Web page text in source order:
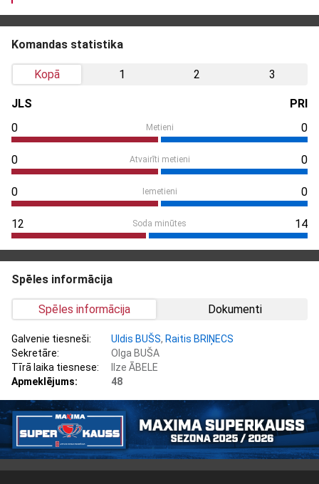
Komandas statistika
Kopā 1 2 3
JLS
PRI
0
Metieni 0
0 Atvairīti metieni 0
0 Iemetieni 0
12 Soda minūtes 14
Spēles informācija
Spēles informācija Dokumenti
Galvenie tiesneši: Uldis BUŠS, Raitis BRIŅECS
Sekretāre:
Olga BUŠA
Tīrā laika tiesnese:
Ilze ĀBELE
Apmeklējums:
48